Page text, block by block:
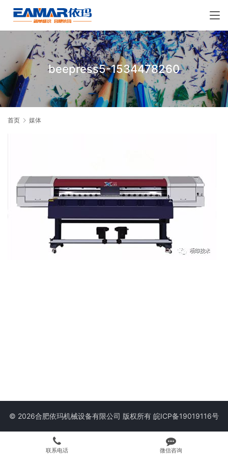
beepress5-1534478260
首页 媒体
© 2026合肥依玛机械设备有限公司 版权所有 皖ICP备19019116号
联系电话 微信咨询